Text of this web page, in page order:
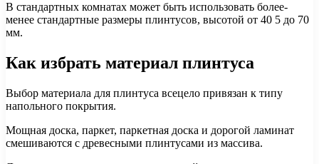
В стандартных комнатах может быть использовать более-
менее стандартные размеры плинтусов, высотой от 40 5 до 70
мм.
Как избрать материал плинтуса
Выбор материала для плинтуса всецело привязан к типу
напольного покрытия.
Мощная доска, паркет, паркетная доска и дорогой ламинат
смешиваются с древесными плинтусами из массива.